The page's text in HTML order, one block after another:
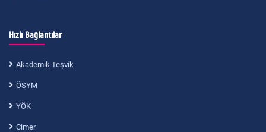
Hızlı Bağlantılar
Akademik Teşvik
ÖSYM
YÖK
Cimer